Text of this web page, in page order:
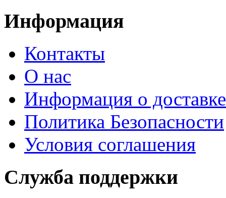
Информация
Контакты
О нас
Информация о доставке
Политика Безопасности
Условия соглашения
Служба поддержки